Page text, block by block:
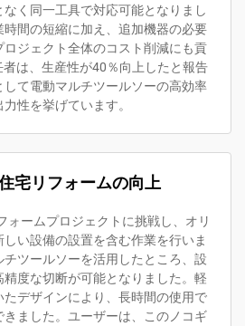
く同一工具で対応可能となりまし
間の短縮に加え、追加機器の必要
ジェクト全体のコスト削減にも貢
は、生産性が40％向上したと報告
して電動マルチツールソーの高効率
性を挙げています。
宅リフォームの向上
ォームプロジェクトに挑戦し、オリ
い設備の設置を含む作業を行いま
チツールソーを活用したところ、設
度な切断が可能となりました。軽
デザインにより、長時間の使用で
きました。ユーザーは、このノコギ